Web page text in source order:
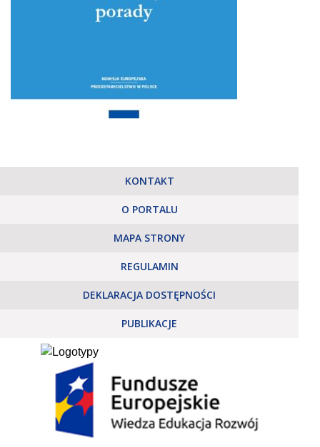
KONTAKT
O PORTALU
MAPA STRONY
REGULAMIN
DEKLARACJA DOSTĘPNOŚCI
PUBLIKACJE